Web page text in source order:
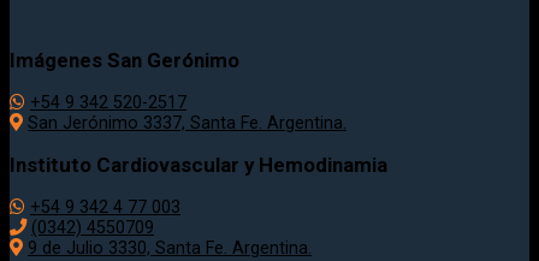
Imágenes San Gerónimo
+54 9 342 520-2517
San Jerónimo 3337, Santa Fe. Argentina.
Instituto Cardiovascular y Hemodinamia
+54 9 342 4 77 003
(0342) 4550709
9 de Julio 3330, Santa Fe. Argentina.